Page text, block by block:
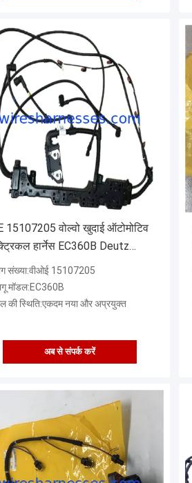
15107205 वोल्वो खुदाई ऑटोमोटिव
हार्नेस EC360B Deutz
संख्या:वीओई 15107205
मॉडल:EC360B
की स्थिति:एकदम नया और अप्रयुक्त
अब से संपर्क करें